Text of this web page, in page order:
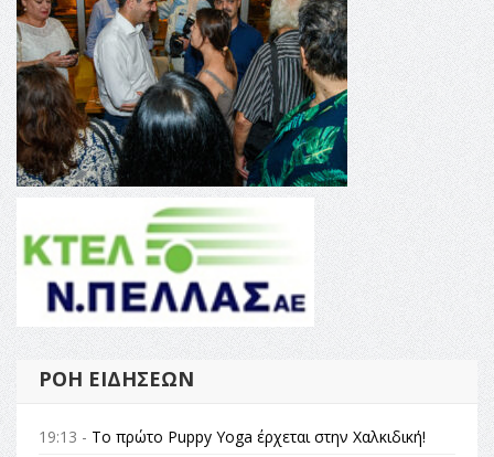
ΡΟΉ ΕΙΔΉΣΕΩΝ
19:13 - Το πρώτο Puppy Yoga έρχεται στην Χαλκιδική!